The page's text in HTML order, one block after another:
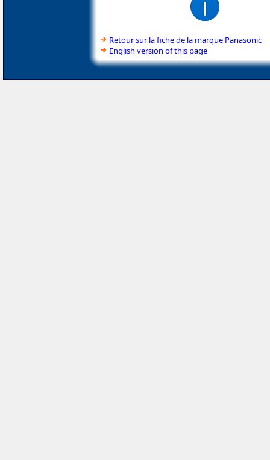
Retour sur la fiche de la marque Panasonic
English version of this page